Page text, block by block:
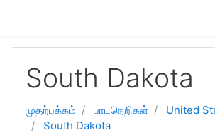
South Dakota
முதற்பக்கம் பாடநெறிகள்
United
South Dakota